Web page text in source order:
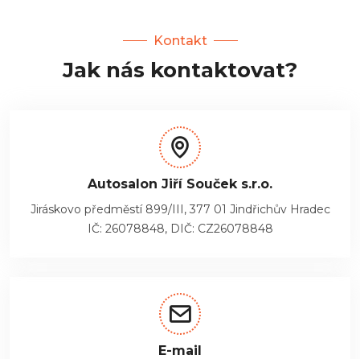
Kontakt
Jak nás kontaktovat?
Autosalon Jiří Souček s.r.o.
Jiráskovo předměstí 899/III, 377 01 Jindřichův Hradec
IČ: 26078848, DIČ: CZ26078848
E-mail